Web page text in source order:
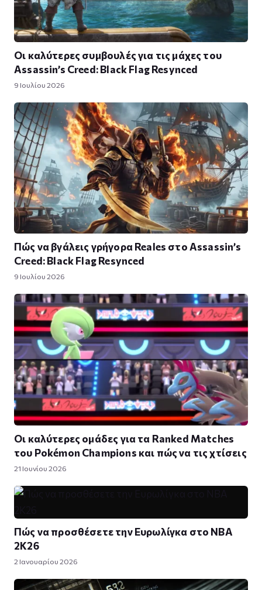
Οι καλύτερες συμβουλές για τις μάχες του
Assassin’s Creed: Black Flag Resynced
9 Ιουλίου 2026
Πώς να βγάλεις γρήγορα Reales στο Assassin’s
Creed: Black Flag Resynced
9 Ιουλίου 2026
Οι καλύτερες ομάδες για τα Ranked Matches
του Pokémon Champions και πώς να τις χτίσεις
21 Ιουνίου 2026
Πώς να προσθέσετε την Ευρωλίγκα στο NBA
2K26
2 Ιανουαρίου 2026